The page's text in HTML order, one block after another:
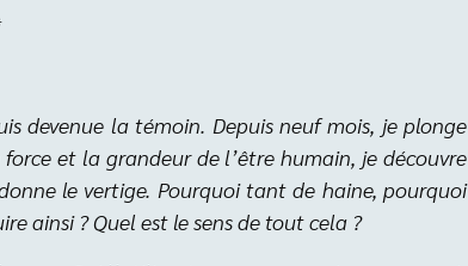
devenue la témoin. Depuis neuf mois, je plonge
et la grandeur de l’être humain, je découvre
le vertige. Pourquoi tant de haine, pourquoi
ainsi ? Quel est le sens de tout cela ?